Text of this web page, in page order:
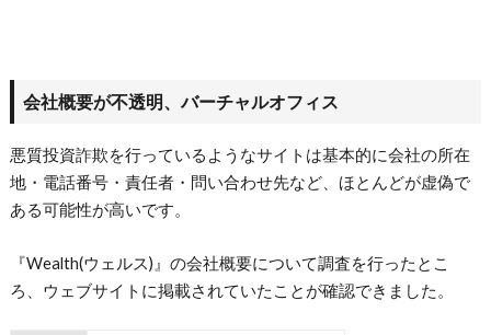
会社概要が不透明、バーチャルオフィス
悪質投資詐欺を行っているようなサイトは基本的に会社の所在
地・電話番号・責任者・問い合わせ先など、ほとんどが虚偽で
ある可能性が高いです。
『Wealth(ウェルス)』の会社概要について調査を行ったとこ
ろ、ウェブサイトに掲載されていたことが確認できました。